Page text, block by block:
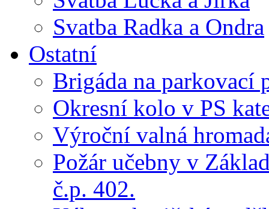
Svatba Radka a Ondra
Ostatní
Brigáda na parkovací
Okresní kolo v PS
Výroční valná
Požár učebny v
č.p. 402.